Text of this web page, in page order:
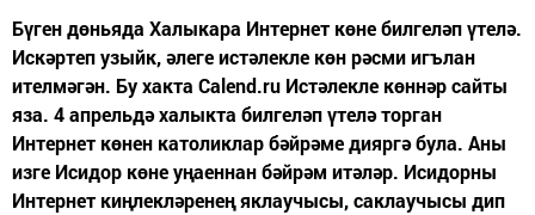
Бүген дөньяда Халыкара Интернет көне билгеләп үтелә.
Искәртеп узыйк, әлеге истәлекле көн рәсми игълан
ителмәгән. Бу хакта Calend.ru Истәлекле көннәр сайты
яза. 4 апрельдә халыкта билгеләп үтелә торган
Интернет көнен католиклар бәйрәме дияргә була. Аны
изге Исидор көне уңаеннан бәйрәм итәләр. Исидорны
Интернет киңлекләренең яклаучысы, саклаучысы дип